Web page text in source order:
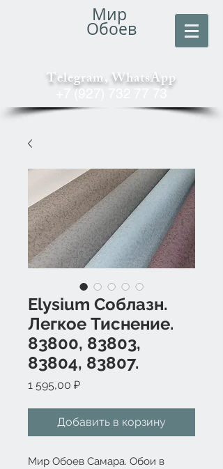
Мир
Обоев
Telegram, WhatsApp
+7 (927) 732 77 73
Elysium Соблазн.
Легкое Тиснение.
83800, 83803,
83804, 83807.
1 595,00 ₽Цена
Добавить в корзину
Мир Обоев Самара. Обои в